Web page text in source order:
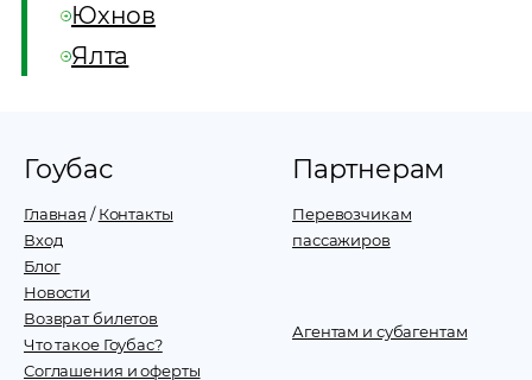
Юхнов
Ялта
Гоубас
Главная /Контакты
Вход
Блог
Новости
Возврат билетов
Что такое Гоубас?
Соглашения и оферты
Партнерам
Перевозчикам
пассажиров
Агентам и субагентам